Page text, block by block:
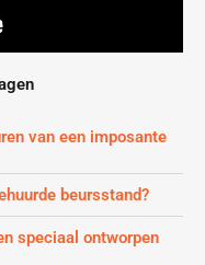
van een imposante
beursstand?
speciaal ontworpen